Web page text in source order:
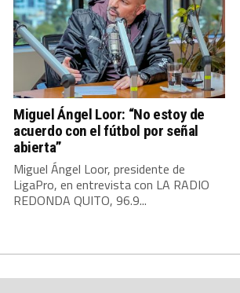
Miguel Ángel Loor: “No estoy de
acuerdo con el fútbol por señal
abierta”
Miguel Ángel Loor, presidente de
LigaPro, en entrevista con LA RADIO
REDONDA QUITO, 96.9...